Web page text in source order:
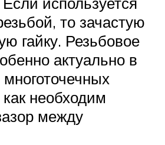
то зачастую
гайку. Резьбовое
актуально в
необходим
между